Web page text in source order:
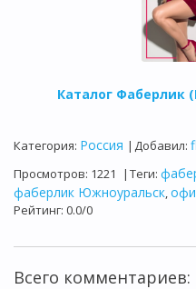
Каталог Фаберлик
Категория: Россия | Добавил:
Просмотров: 1221 | Теги:
фаберлик Южноуральск,
Рейтинг: 0.0/0
Всего комментариев: